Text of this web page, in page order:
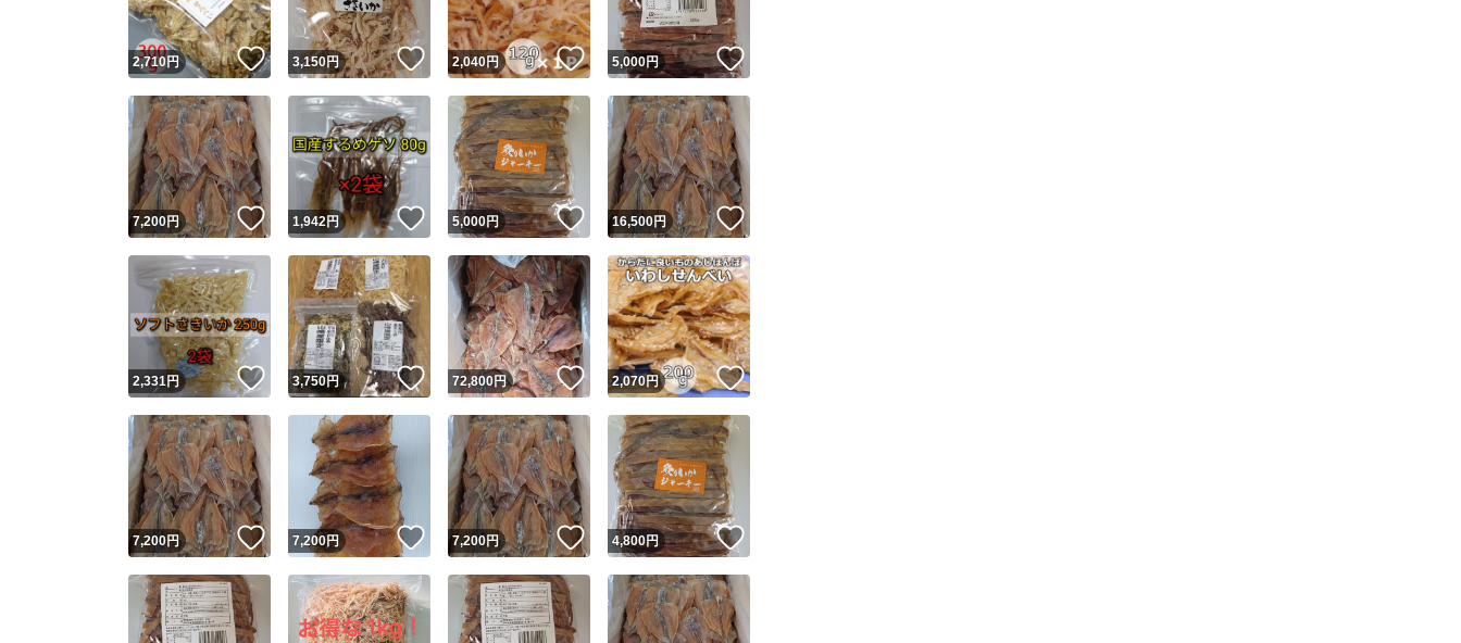
2,710円 いいね！
3,150円 いいね！
2,040円 いいね！
5,000円
7,200円 いいね！
1,942円 いいね！
5,000円 いいね！
16,500円
2,331円 いいね！
3,750円 いいね！
72,800円 いいね！
2,070円 いいね！
7,200円 いいね！
7,200円 いいね！
7,200円 いいね！
4,800円